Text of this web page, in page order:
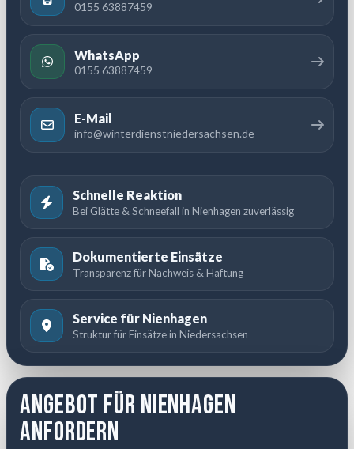
0155 63887459
WhatsApp
0155 63887459
E-Mail
info@winterdienstniedersachsen.de
Schnelle Reaktion
Bei Glätte & Schneefall in Nienhagen zuverlässig
Dokumentierte Einsätze
Transparenz für Nachweis & Haftung
Service für Nienhagen
Struktur für Einsätze in Niedersachsen
Angebot für Nienhagen
anfordern